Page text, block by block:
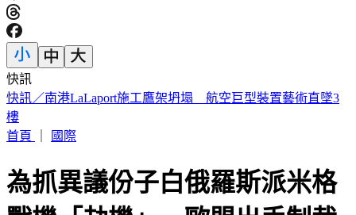
快訊
國家警報大響！下午2:30收「網路降速演習預告」
首頁
為抓異議份子白俄羅斯派米格
戰機「劫機」 歐盟出手制裁